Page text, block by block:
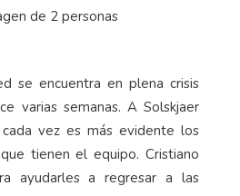
se encuentra en plena crisis
varias semanas. A Solskjaer
vez es más evidente los
tienen el equipo. Cristiano
ayudarles a regresar a las